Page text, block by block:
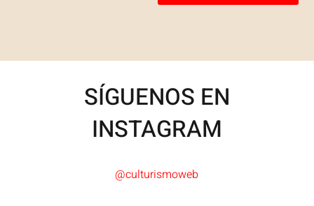
SÍGUENOS EN
INSTAGRAM
@culturismoweb